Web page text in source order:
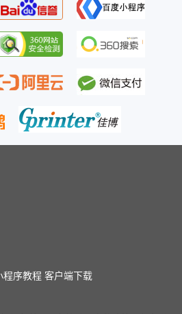
程序教程 客户端下载